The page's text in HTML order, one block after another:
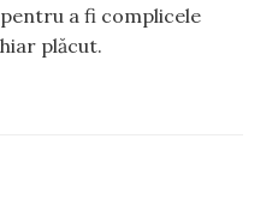
a fi complicele
plăcut.